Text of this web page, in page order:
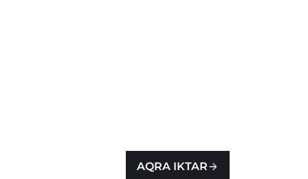
AQRA IKTAR